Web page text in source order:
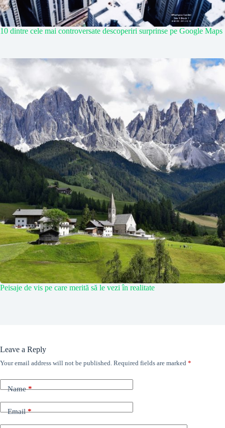
10 dintre cele mai controversate descoperiri surprinse pe Google Maps
Peisaje de vis pe care merită să le vezi în realitate
Leave a Reply
Your email address will not be published. Required fields are marked *
Name*
Email*